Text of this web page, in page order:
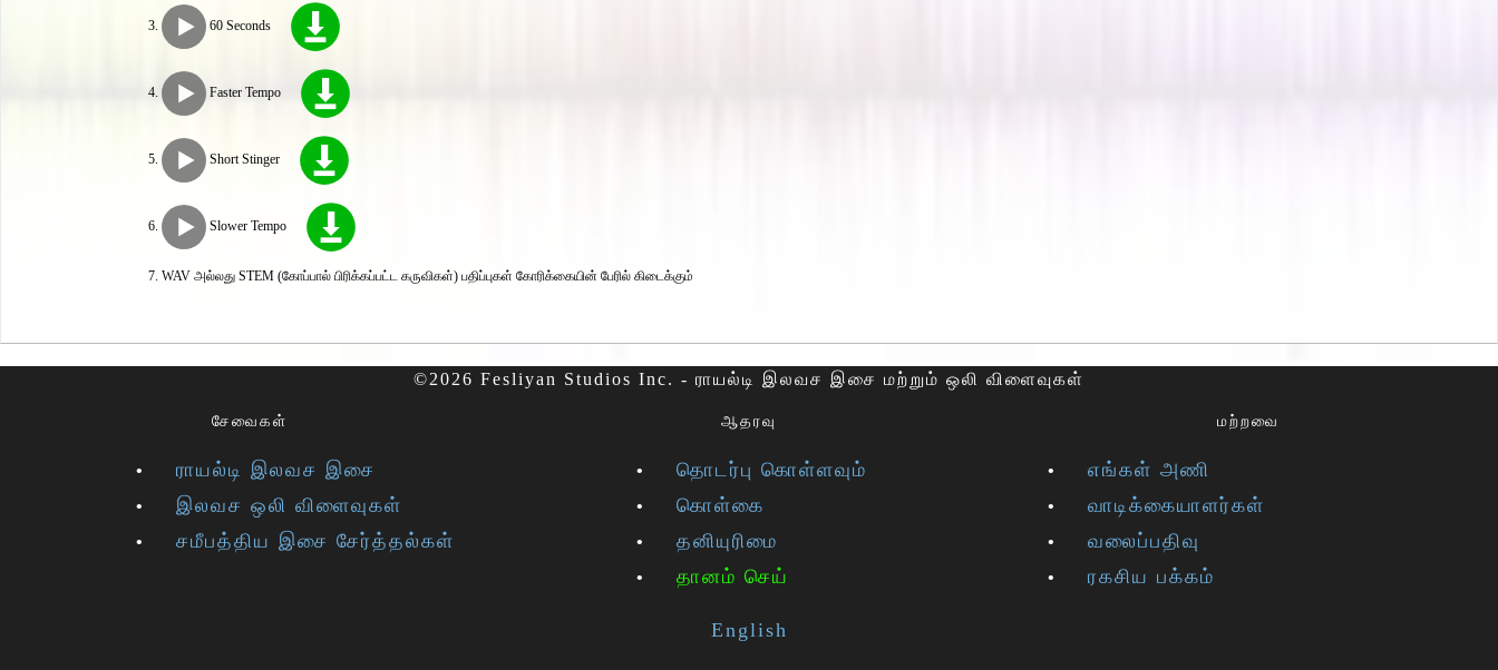
60 Seconds
Faster Tempo
Short Stinger
Slower Tempo
WAV அல்லது STEM (கோப்பால் பிரிக்கப்பட்ட கருவிகள்) பதிப்புகள் கோரிக்கையின் பேரில் கிடைக்கும்
©2026 Fesliyan Studios Inc. - ராயல்டி இலவச இசை மற்றும் ஒலி விளைவுகள்
சேவைகள்
ராயல்டி இலவச இசை
இலவச ஒலி விளைவுகள்
சமீபத்திய இசை சேர்த்தல்கள்
ஆதரவு
தொடர்பு கொள்ளவும்
கொள்கை
தனியுரிமை
தானம் செய்
மற்றவை
எங்கள் அணி
வாடிக்கையாளர்கள்
வலைப்பதிவு
ரகசிய பக்கம்
English